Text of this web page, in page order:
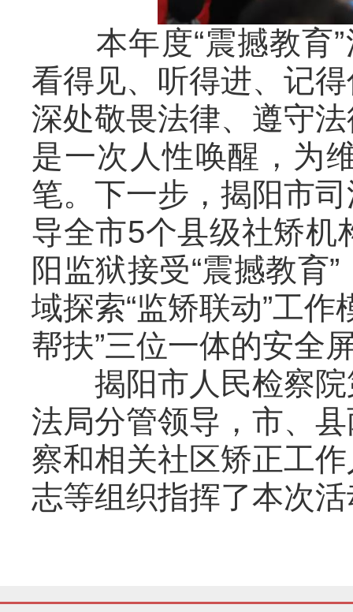
本年度“震撼教育
看得见、听得进、记
深处敬畏法律、遵守
是一次人性唤醒，为
笔。下一步，揭阳市
导全市5个县级社矫机
阳监狱接受“震撼教育
域探索“监矫联动”工
帮扶”三位一体的安全
揭阳市人民检察
法局分管领导，市、
察和相关社区矫正工
志等组织指挥了本次